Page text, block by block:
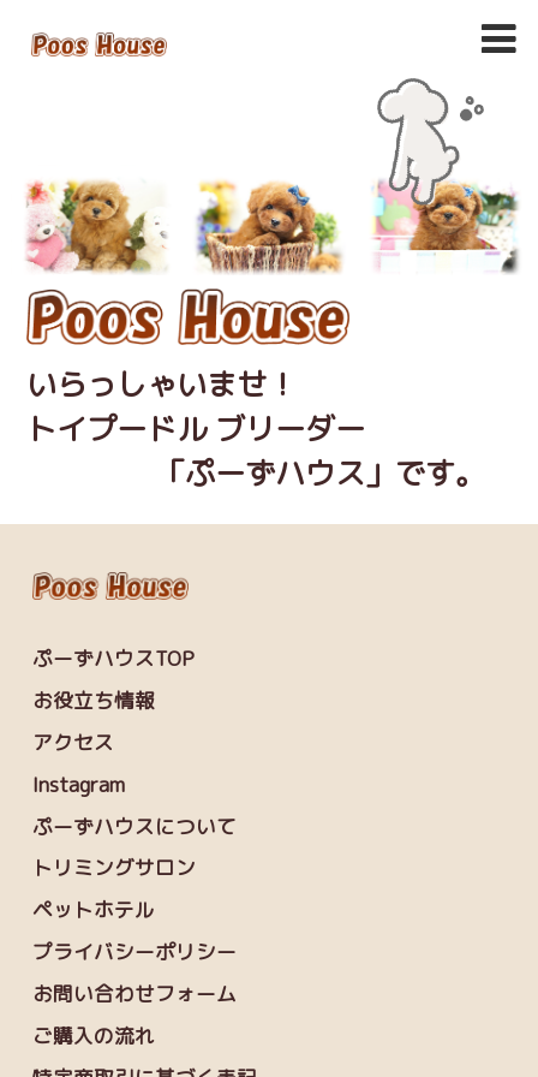
いらっしゃいませ！
トイプードル ブリーダー
「ぷーずハウス」です。
ぷーずハウスTOP
お役立ち情報
アクセス
Instagram
ぷーずハウスについて
トリミングサロン
ペットホテル
プライバシーポリシー
お問い合わせフォーム
ご購入の流れ